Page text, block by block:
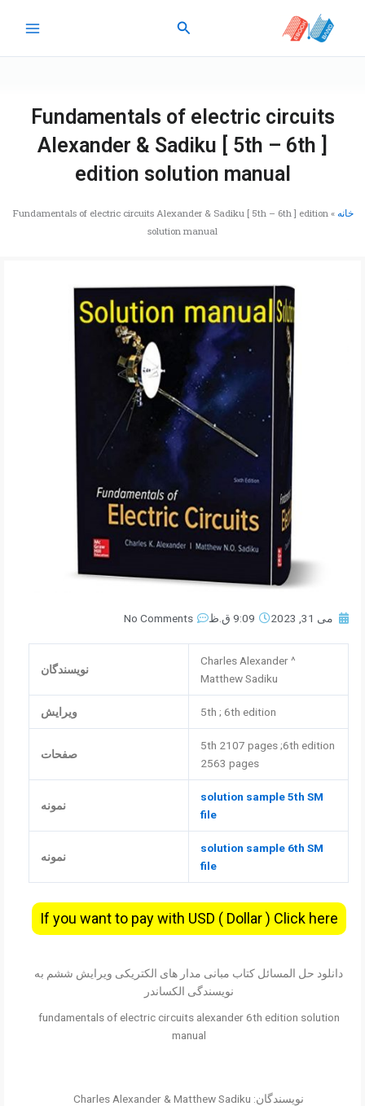
جستجو
Fundamentals of electric circuits
Alexander & Sadiku [ 5th – 6th ]
edition solution manual
خانه »
Fundamentals of electric circuits Alexander & Sadiku [ 5th – 6th ] edition
solution manual
می 31, 2023 9:09 ق.ظ No Comments
Charles Alexander ^
Matthew Sadiku
نویسندگان
5th ; 6th edition ویرایش
5th 2107 pages ;6th edition
2563 pages
صفحات
solution sample 5th SM
file
نمونه
solution sample 6th SM
file
نمونه
If you want to pay with USD ( Dollar ) Click here
دانلود حل المسائل کتاب مبانی مدار های الکتریکی ویرایش ششم به
نویسندگی الکساندر
fundamentals of electric circuits alexander 6th edition solution
manual
نویسندگان: Charles Alexander & Matthew Sadiku